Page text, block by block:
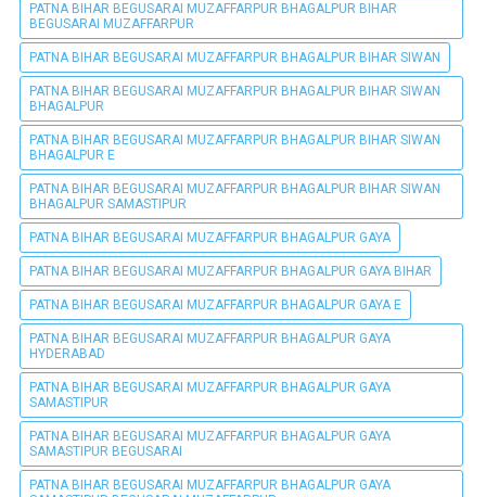
PATNA BIHAR BEGUSARAI MUZAFFARPUR BHAGALPUR BIHAR
BEGUSARAI MUZAFFARPUR
PATNA BIHAR BEGUSARAI MUZAFFARPUR BHAGALPUR BIHAR SIWAN
PATNA BIHAR BEGUSARAI MUZAFFARPUR BHAGALPUR BIHAR SIWAN
BHAGALPUR
PATNA BIHAR BEGUSARAI MUZAFFARPUR BHAGALPUR BIHAR SIWAN
BHAGALPUR E
PATNA BIHAR BEGUSARAI MUZAFFARPUR BHAGALPUR BIHAR SIWAN
BHAGALPUR SAMASTIPUR
PATNA BIHAR BEGUSARAI MUZAFFARPUR BHAGALPUR GAYA
PATNA BIHAR BEGUSARAI MUZAFFARPUR BHAGALPUR GAYA BIHAR
PATNA BIHAR BEGUSARAI MUZAFFARPUR BHAGALPUR GAYA E
PATNA BIHAR BEGUSARAI MUZAFFARPUR BHAGALPUR GAYA
HYDERABAD
PATNA BIHAR BEGUSARAI MUZAFFARPUR BHAGALPUR GAYA
SAMASTIPUR
PATNA BIHAR BEGUSARAI MUZAFFARPUR BHAGALPUR GAYA
SAMASTIPUR BEGUSARAI
PATNA BIHAR BEGUSARAI MUZAFFARPUR BHAGALPUR GAYA